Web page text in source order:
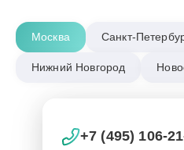
Москва Санкт-
Нижний Новгород
+7 (495) 106-